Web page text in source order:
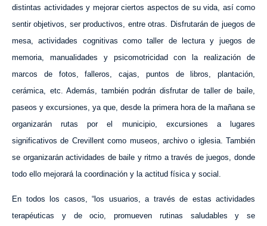
distintas actividades y mejorar ciertos aspectos de su vida, así como
sentir objetivos, ser productivos, entre otras. Disfrutarán de juegos de
mesa, actividades cognitivas como taller de lectura y juegos de
memoria, manualidades y psicomotricidad con la realización de
marcos de fotos, falleros, cajas, puntos de libros, plantación,
cerámica, etc. Además, también podrán disfrutar de taller de baile,
paseos y excursiones, ya que, desde la primera hora de la mañana se
organizarán rutas por el municipio, excursiones a lugares
significativos de Crevillent como museos, archivo o iglesia. También
se organizarán actividades de baile y ritmo a través de juegos, donde
todo ello mejorará la coordinación y la actitud física y social.
En todos los casos, “los usuarios, a través de estas actividades
terapéuticas y de ocio, promueven rutinas saludables y se